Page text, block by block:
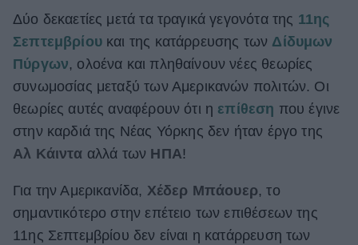
Cooking
Green
Αφιερώματα
Χωρίς Ταμπέλες
Δύο δεκαετίες μετά τα τραγικά γεγονότα της 11ης
Σεπτεμβρίουκαι της κατάρρευσης των Δίδυμων
Πύργων, ολοένα και πληθαίνουν νέες θεωρίες
συνωμοσίας μεταξύ των Αμερικανών πολιτών. Οι
θεωρίες αυτές αναφέρουν ότι η επίθεση που έγινε
στην καρδιά της Νέας Υόρκης δεν ήταν έργο της
Αλ Κάιντα αλλά των ΗΠΑ!
Για την Αμερικανίδα, Χέδερ Μπάουερ, το
σημαντικότερο στην επέτειο των επιθέσεων της
11ης Σεπτεμβρίου δεν είναι η κατάρρευση των